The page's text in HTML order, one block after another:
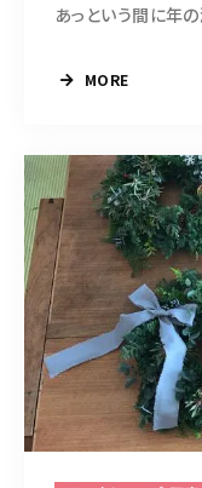
あっという間に年
MORE